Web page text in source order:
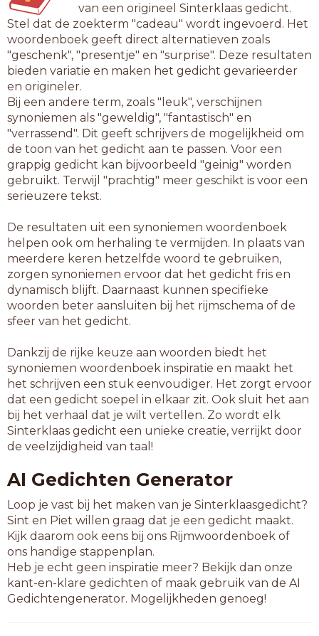
van een origineel Sinterklaas gedicht.
Stel dat de zoekterm "cadeau" wordt ingevoerd. Het
woordenboek geeft direct alternatieven zoals
"geschenk", "presentje" en "surprise". Deze resultaten
bieden variatie en maken het gedicht gevarieerder
en origineler.
Bij een andere term, zoals "leuk", verschijnen
synoniemen als "geweldig", "fantastisch" en
"verrassend". Dit geeft schrijvers de mogelijkheid om
de toon van het gedicht aan te passen. Voor een
grappig gedicht kan bijvoorbeeld "geinig" worden
gebruikt. Terwijl "prachtig" meer geschikt is voor een
serieuzere tekst.
De resultaten uit een synoniemen woordenboek
helpen ook om herhaling te vermijden. In plaats van
meerdere keren hetzelfde woord te gebruiken,
zorgen synoniemen ervoor dat het gedicht fris en
dynamisch blijft. Daarnaast kunnen specifieke
woorden beter aansluiten bij het rijmschema of de
sfeer van het gedicht.
Dankzij de rijke keuze aan woorden biedt het
synoniemen woordenboek inspiratie en maakt het
het schrijven een stuk eenvoudiger. Het zorgt ervoor
dat een gedicht soepel in elkaar zit. Ook sluit het aan
bij het verhaal dat je wilt vertellen. Zo wordt elk
Sinterklaas gedicht een unieke creatie, verrijkt door
de veelzijdigheid van taal!
AI Gedichten Generator
Loop je vast bij het maken van je Sinterklaasgedicht?
Sint en Piet willen graag dat je een gedicht maakt.
Kijk daarom ook eens bij ons Rijmwoordenboek of
ons handige stappenplan.
Heb je echt geen inspiratie meer? Bekijk dan onze
kant-en-klare gedichten of maak gebruik van de AI
Gedichtengenerator. Mogelijkheden genoeg!